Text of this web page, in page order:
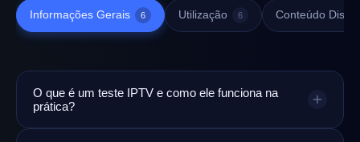
Informações Gerais 6 Utilização 6 Conteúdo
O que é um teste IPTV e como ele funciona na
prática?